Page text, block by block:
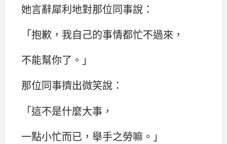
她言辭犀利地對那位同事說：
「抱歉，我自己的事情都忙不過來，
不能幫你了。」
那位同事擠出微笑說：
「這不是什麼大事，
一點小忙而已，舉手之勞嘛。」